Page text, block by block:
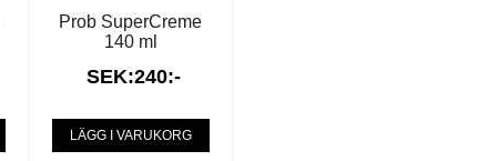
Prob SuperCreme
140 ml
SEK:240:-
LÄGG I VARUKORG